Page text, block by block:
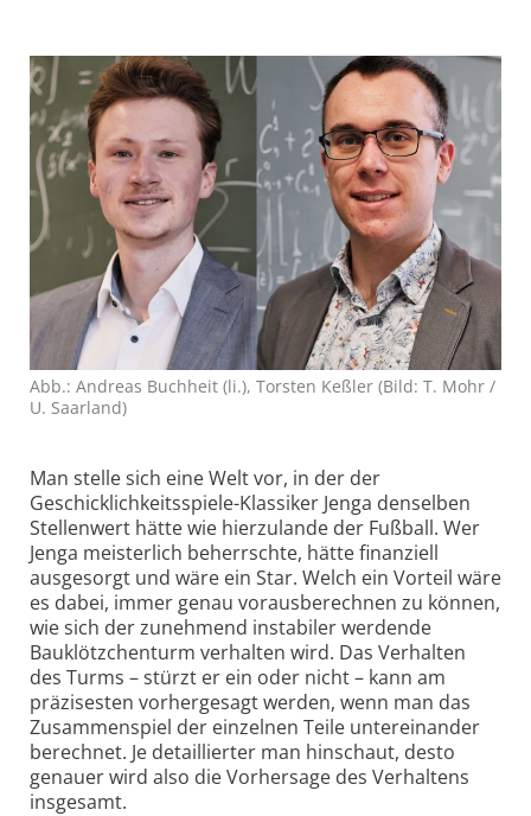
Abb.: Andreas Buchheit (li.), Torsten Keßler (Bild: T. Mohr /
U. Saarland)
Man stelle sich eine Welt vor, in der der
Geschicklichkeitsspiele-Klassiker Jenga denselben
Stellenwert hätte wie hierzulande der Fußball. Wer
Jenga meisterlich beherrschte, hätte finanziell
ausgesorgt und wäre ein Star. Welch ein Vorteil wäre
es dabei, immer genau vorausberechnen zu können,
wie sich der zunehmend instabiler werdende
Bauklötzchen­turm verhalten wird. Das Verhalten
des Turms – stürzt er ein oder nicht – kann am
präzisesten vorhergesagt werden, wenn man das
Zusammenspiel der einzelnen Teile untereinander
berechnet. Je detaillierter man hinschaut, desto
genauer wird also die Vorhersage des Verhaltens
insgesamt.